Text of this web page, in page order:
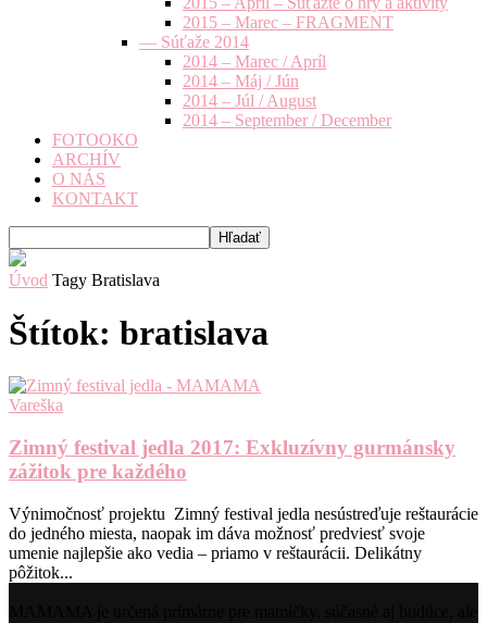
2015 – Marec – FRAGMENT
— Súťaže 2014
2014 – Marec / Apríl
2014 – Máj / Jún
2014 – Júl / August
2014 – September / December
FOTOOKO
ARCHÍV
O NÁS
KONTAKT
Úvod Tagy Bratislava
Štítok: bratislava
Vareška
Zimný festival jedla 2017: Exkluzívny gurmánsky
zážitok pre každého
Výnimočnosť projektu Zimný festival jedla nesústreďuje reštaurácie
do jedného miesta, naopak im dáva možnosť predviesť svoje
umenie najlepšie ako vedia – priamo v reštaurácii. Delikátny
pôžitok...